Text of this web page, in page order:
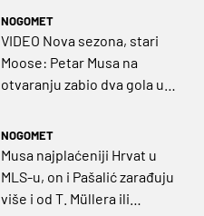
NOGOMET
VIDEO Nova sezona, stari
Moose: Petar Musa na
otvaranju zabio dva gola u
NOGOMET
Musa najplaćeniji Hrvat u
MLS-u, on i Pašalić zarađuju
više i od T. Müllera ili